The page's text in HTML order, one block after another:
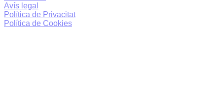
Avís legal
Política de Privacitat
Política de Cookies